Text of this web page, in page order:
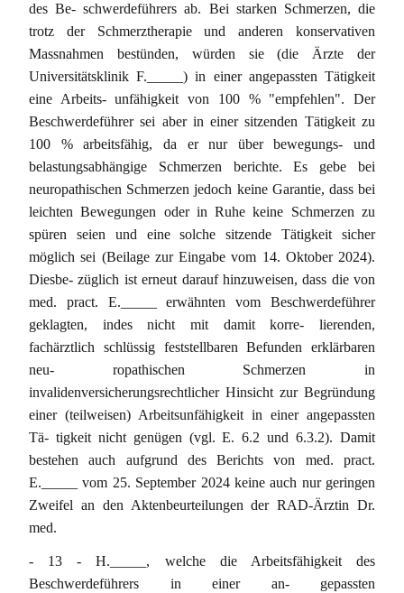
des Be- schwerdeführers ab. Bei starken Schmerzen, die
trotz der Schmerztherapie und anderen konservativen
Massnahmen bestünden, würden sie (die Ärzte der
Universitätsklinik F._____) in einer angepassten Tätigkeit
eine Arbeits- unfähigkeit von 100 % "empfehlen". Der
Beschwerdeführer sei aber in einer sitzenden Tätigkeit zu
100 % arbeitsfähig, da er nur über bewegungs- und
belastungsabhängige Schmerzen berichte. Es gebe bei
neuropathischen Schmerzen jedoch keine Garantie, dass bei
leichten Bewegungen oder in Ruhe keine Schmerzen zu
spüren seien und eine solche sitzende Tätigkeit sicher
möglich sei (Beilage zur Eingabe vom 14. Oktober 2024).
Diesbe- züglich ist erneut darauf hinzuweisen, dass die von
med. pract. E._____ erwähnten vom Beschwerdeführer
geklagten, indes nicht mit damit korre- lierenden,
fachärztlich schlüssig feststellbaren Befunden erklärbaren
neu- ropathischen Schmerzen in
invalidenversicherungsrechtlicher Hinsicht zur Begründung
einer (teilweisen) Arbeitsunfähigkeit in einer angepassten
Tä- tigkeit nicht genügen (vgl. E. 6.2 und 6.3.2). Damit
bestehen auch aufgrund des Berichts von med. pract.
E._____ vom 25. September 2024 keine auch nur geringen
Zweifel an den Aktenbeurteilungen der RAD-Ärztin Dr.
med.
- 13 - H._____, welche die Arbeitsfähigkeit des
Beschwerdeführers in einer an- gepassten